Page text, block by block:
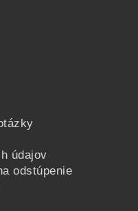
údajov
odstúpenie